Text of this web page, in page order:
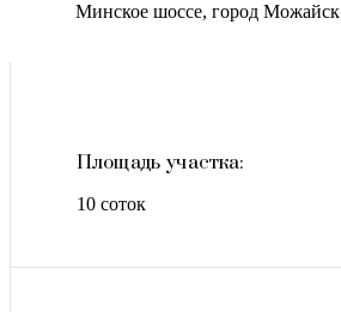
Минское шоссе, город Можайск
Площадь участка:
10 соток